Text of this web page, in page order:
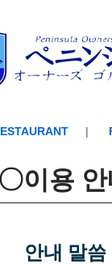
〇이용 안
안내 말씀